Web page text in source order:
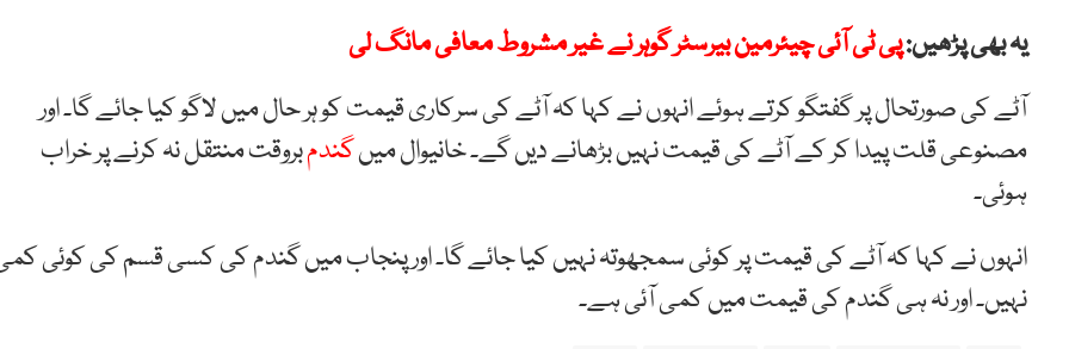
یہ بھی پڑھیں:پی ٹی آئی چیئرمین بیرسٹر گوہر نے غیر مشروط معافی مانگ لی
آٹے کی صورتحال پر گفتگو کرتے ہوئے انہوں نے کہا کہ آٹے کی سرکاری قیمت کو ہر حال میں لاگو کیا جائے گا۔ اور
مصنوعی قلت پیدا کر کے آٹے کی قیمت نہیں بڑھانے دیں گے۔ خانیوال میںگندمبروقت منتقل نہ کرنے پر خراب
ہوئی۔
انہوں نے کہا کہ آٹے کی قیمت پر کوئی سمجھوتہ نہیں کیا جائے گا۔ اور پنجاب میں گندم کی کسی قسم کی کوئی
نہیں۔ اور نہ ہی گندم کی قیمت میں کمی آئی ہے۔